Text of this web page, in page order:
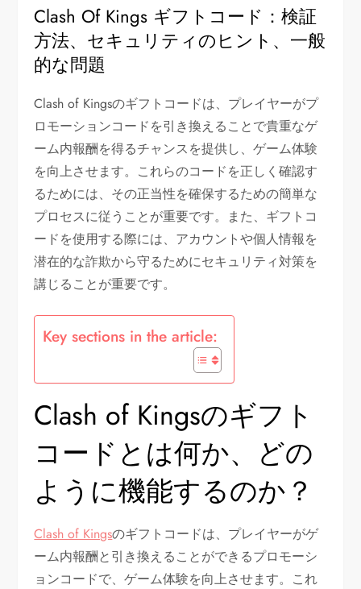
Clash Of Kings ギフトコード：検証
方法、セキュリティのヒント、一般
的な問題
Clash of Kingsのギフトコードは、プレイヤーがプ
ロモーションコードを引き換えることで貴重なゲ
ーム内報酬を得るチャンスを提供し、ゲーム体験
を向上させます。これらのコードを正しく確認す
るためには、その正当性を確保するための簡単な
プロセスに従うことが重要です。また、ギフトコ
ードを使用する際には、アカウントや個人情報を
潜在的な詐欺から守るためにセキュリティ対策を
講じることが重要です。
Key sections in the article:
Clash of Kingsのギフト
コードとは何か、どの
ように機能するのか？
Clash of Kingsのギフトコードは、プレイヤーがゲ
ーム内報酬と引き換えることができるプロモーシ
ョンコードで、ゲーム体験を向上させます。これ